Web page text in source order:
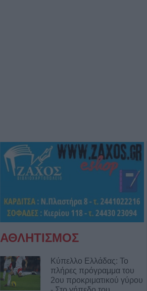
Ειδικός Αλλεργιολόγος "Ηλίας Χρ. Καραμαγκιόλας"
ΑΘΛΗΤΙΣΜΟΣ
Κύπελλο Ελλάδας: Το
πλήρες πρόγραμμα του
2ου προκριματικού γύρου